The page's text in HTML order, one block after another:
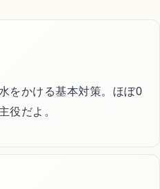
害虫・害獣駆除
をかける基本対策。ほぼ0
役だよ。